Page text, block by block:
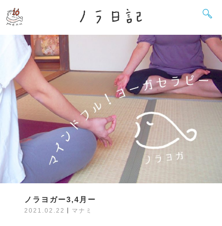
ノラヨガー3,4月ー
2021.02.22 マナミ